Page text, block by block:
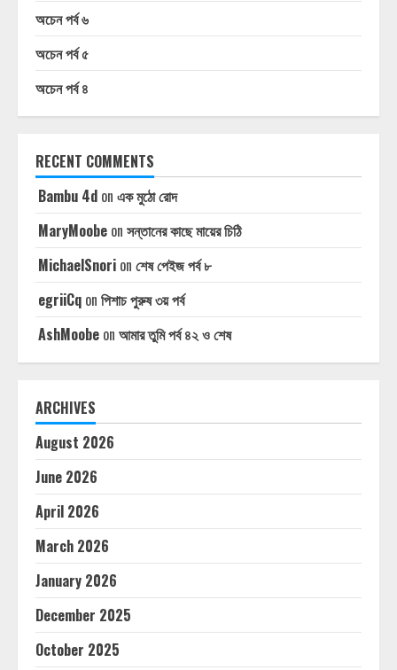
অচেন পর্ব ৬
অচেন পর্ব ৫
অচেন পর্ব ৪
RECENT COMMENTS
Bambu 4d on এক মুঠো রোদ
MaryMoobe on সন্তানের কাছে মায়ের চিঠি
MichaelSnori on শেষ পেইজ পর্ব ৮
egriiCq on পিশাচ পুরুষ ৩য় পর্ব
AshMoobe on আমার তুমি পর্ব ৪২ ও শেষ
ARCHIVES
August 2026
June 2026
April 2026
March 2026
January 2026
December 2025
October 2025